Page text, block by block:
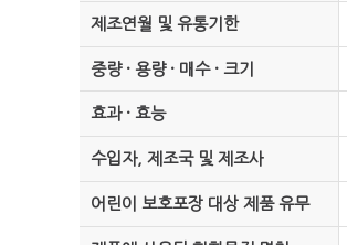
제조연월 및 유통기한
중량 · 용량 · 매수 · 크기
효과 · 효능
수입자, 제조국 및 제조사
어린이 보호포장 대상 제품 유무